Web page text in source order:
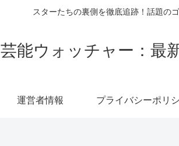
スターたちの裏側を徹底追跡！話題の
芸能ウォッチャー：最
運営者情報 プライバシーポリ